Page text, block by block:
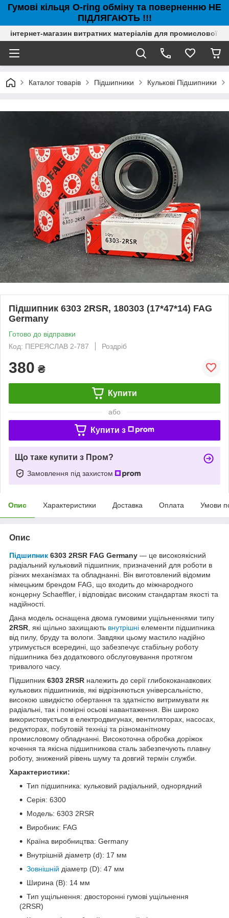
Гумові кільця O-ring обміну та поверненню НЕ
ПІДЛЯГАЮТЬ !!!
інтернет-магазин витратних матеріалів для промислової
Каталог товарів Підшипники Кулькові Підшипники
Підшипник 6303 2RSR, 180303 (17*47*14) FAG
Germany
Готово до відправки
Код: ПЕРЕЯСЛАВ 2-787
Роздріб
380 ₴
Купити
або
Купити з
Що таке купити з Пром?
Замовлення під захистом
Опис Характеристики Доставка Оплата Умови
Опис
Підшипник 6303 2RSR FAG Germany — це високоякісний
радіальний кульковий підшипник, призначений для роботи в
різних механізмах та обладнанні. Він виготовлений відомим
німецьким брендом FAG, що входить до міжнародного
концерну Schaeffler, і відповідає високим стандартам якості та
надійності.
Дана модель оснащена двома гумовими ущільненнями типу
2RSR , які щільно захищають внутрішні елементи підшипника
від пилу, бруду та вологи. Завдяки цьому мастило надійно
утримується всередині, що забезпечує стабільну роботу
підшипника без додаткового обслуговування протягом
тривалого часу.
Підшипник 6303 2RSR належить до серії глибококанавкових
кулькових підшипників, які відрізняються універсальністю,
високою швидкістю обертання та здатністю витримувати як
радіальні, так і помірні осьові навантаження. Він широко
використовується в електродвигунах, вентиляторах, насосах,
редукторах, побутовій техніці та різноманітному
промисловому обладнанні. Високоточна обробка доріжок
кочення та якісна підшипникова сталь забезпечують плавну
роботу, знижений рівень шуму та довгий термін служби.
Характеристики:
Тип підшипника: кульковий радіальний, однорядний
Серія: 6300
Модель: 6303 2RSR
Виробник: FAG
Країна виробництва: Germany
Внутрішній діаметр (d): 17 мм
Зовнішній діаметр (D): 47 мм
Ширина (B): 14 мм
Тип ущільнення: двосторонні гумові ущільнення
(2RSR)